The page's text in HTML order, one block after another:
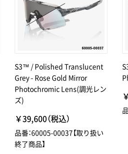
S3™ / Polished Translucent
Grey - Rose Gold Mirror
Photochromic Lens(調光レン
ズ)
￥39,600（税込）
品番：60005-00037【取り扱い
終了商品】